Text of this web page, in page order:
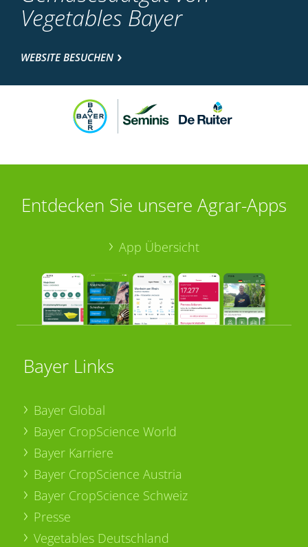
Vegetables Bayer
WEBSITE BESUCHEN
Entdecken Sie unsere Agrar-Apps
App Übersicht
Bayer Links
Bayer Global
Bayer CropScience World
Bayer Karriere
Bayer CropScience Austria
Bayer CropScience Schweiz
Presse
Vegetables Deutschland